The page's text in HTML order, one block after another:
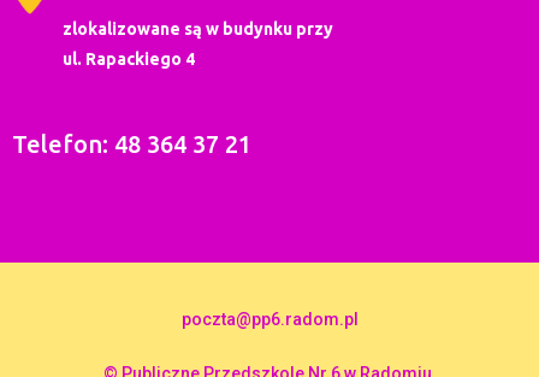
zlokalizowane są w budynku przy
ul. Rapackiego 4
Telefon: 48 364 37 21
poczta@pp6.radom.pl